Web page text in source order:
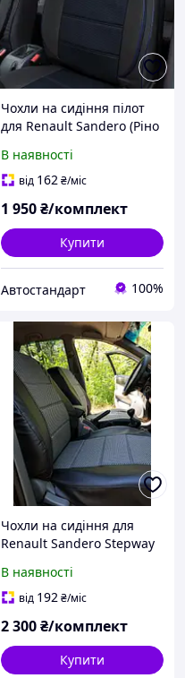
Чохли на сидіння пілот
для Renault Sandero (Ріно
універсальні Чорно-сірий
В наявності
від 162₴/міс
1 950₴/комплект
Купити
Автостандарт 100%
Чохли на сидіння для
Renault Sandero Stepway
універсальні,
шкірозамінник+автоткан
В наявності
від 192₴/міс
2 300₴/комплект
Купити